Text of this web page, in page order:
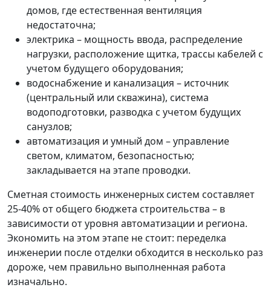
домов, где естественная вентиляция
недостаточна;
электрика – мощность ввода, распределение
нагрузки, расположение щитка, трассы кабелей с
учетом будущего оборудования;
водоснабжение и канализация – источник
(центральный или скважина), система
водоподготовки, разводка с учетом будущих
санузлов;
автоматизация и умный дом – управление
светом, климатом, безопасностью;
закладывается на этапе проводки.
Сметная стоимость инженерных систем составляет
25-40% от общего бюджета строительства – в
зависимости от уровня автоматизации и региона.
Экономить на этом этапе не стоит: переделка
инженерии после отделки обходится в несколько раз
дороже, чем правильно выполненная работа
изначально.